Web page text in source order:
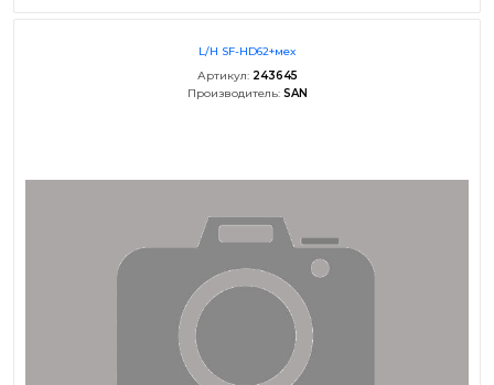
L/H SF-HD62+мех
Артикул: 243645
Производитель: SAN